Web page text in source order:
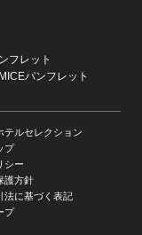
フレット
パンフレット
テルセレクション
プ
シー
護方針
法に基づく表記
プ